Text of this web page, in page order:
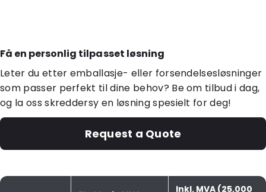
Få en personlig tilpasset løsning
Leter du etter emballasje- eller forsendelsesløsninger
som passer perfekt til dine behov? Be om tilbud i dag,
og la oss skreddersy en løsning spesielt for deg!
Request a Quote
Inkl. MVA (25,000